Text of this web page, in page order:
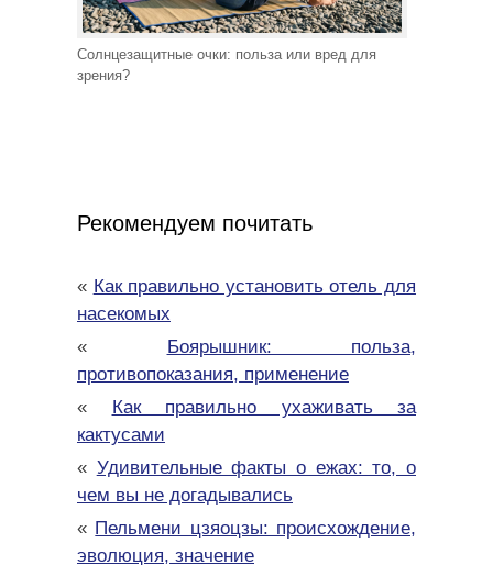
Солнцезащитные очки: польза или вред для
зрения?
Рекомендуем почитать
« Как правильно установить отель для
насекомых
« Боярышник: польза,
противопоказания, применение
« Как правильно ухаживать за
кактусами
« Удивительные факты о ежах: то, о
чем вы не догадывались
« Пельмени цзяоцзы: происхождение,
эволюция, значение